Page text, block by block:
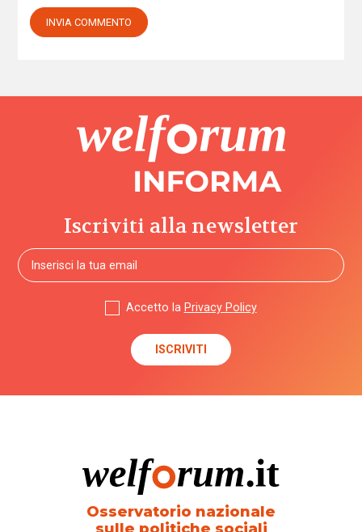
Iscriviti alla newsletter
Accetto la Privacy Policy
Osservatorio nazionale